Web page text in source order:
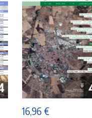
ADICIONAR
16,96 €